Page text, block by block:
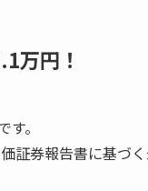
万円！
す。
証券報告書に基づ